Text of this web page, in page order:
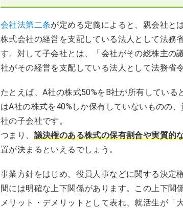
会社法第二条が定める定義によると、親会社と
株式会社の経営を支配している法人として法務
す。対して子会社とは、「会社がその総株主の
社がその経営を支配している法人として法務省
たとえば、A社の株式50%をB社が所有してい
はA社の株式を40%しか保有していないものの
社の子会社です。
つまり、 議決権のある株式の保有割合や実質的
置が決まるといえるでしょう。
事業方針をはじめ、役員人事などに関する決定
間には明確な上下関係があります。この上下関
メリット・デメリットとして表れ、就活生が「